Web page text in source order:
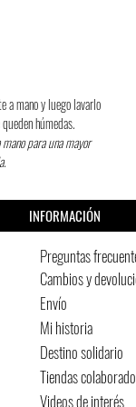
a mano y luego lavarlo
húmedas.
para una mayor
INFORMACIÓN
Preguntas
Cambios y
Envío
Mi historia
Destino solidario
Tiendas
Videos de interés